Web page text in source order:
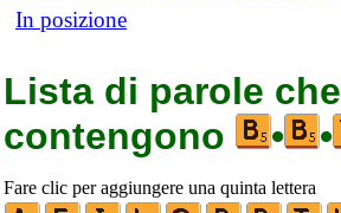
In posizione
Lista di parole che
contengono
• •
Fare clic per aggiungere una quinta lettera